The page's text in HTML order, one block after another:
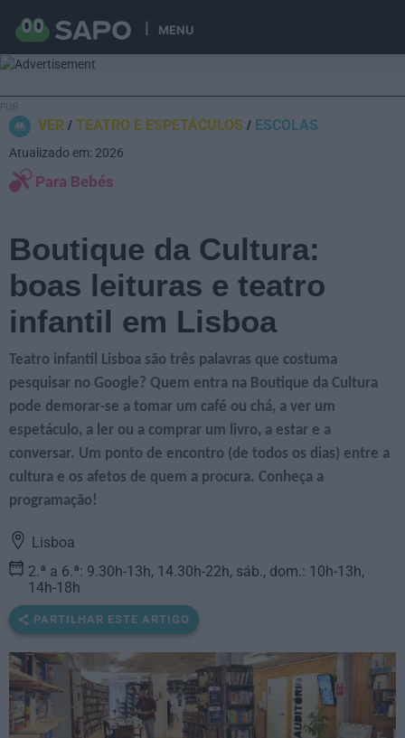
MENU
VER TEATRO E ESPETÁCULOS ESCOLAS
Para Bebés
Boutique da Cultura:
boas leituras e teatro
infantil em Lisboa
Teatro infantil Lisboa são três palavras que costuma
pesquisar no Google? Quem entra na Boutique da Cultura
pode demorar-se a tomar um café ou chá, a ver um
espetáculo, a ler ou a comprar um livro, a estar e a
conversar. Um ponto de encontro (de todos os dias) entre a
cultura e os afetos de quem a procura. Conheça a
programação!
Lisboa
2.ª a 6.ª: 9.30h-13h, 14.30h-22h, sáb., dom.: 10h-13h,
14h-18h
PARTILHAR ESTE ARTIGO
Atualizado em: 2026